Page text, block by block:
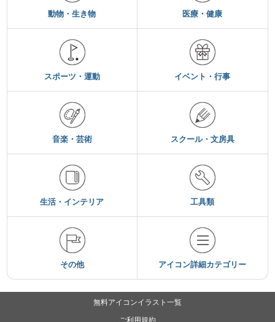
動物・生き物 医療・健康
スポーツ・運動 イベント・行事
音楽・芸術 スクール・文房具
生活・インテリア 工具類
その他 アイコン詳細カテゴリー
無料アイコンイラスト一覧
ご利用規約